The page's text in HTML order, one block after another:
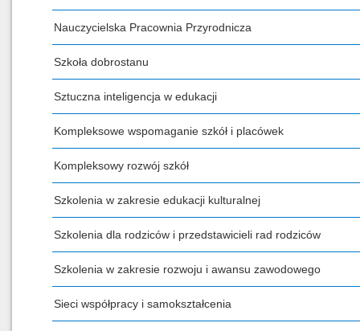
Nauczycielska Pracownia Przyrodnicza
Szkoła dobrostanu
Sztuczna inteligencja w edukacji
Kompleksowe wspomaganie szkół i placówek
Kompleksowy rozwój szkół
Szkolenia w zakresie edukacji kulturalnej
Szkolenia dla rodziców i przedstawicieli rad rodziców
Szkolenia w zakresie rozwoju i awansu zawodowego
Sieci współpracy i samokształcenia